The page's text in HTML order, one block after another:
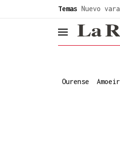
Temas Nuevo
header.menu.open
Ourense